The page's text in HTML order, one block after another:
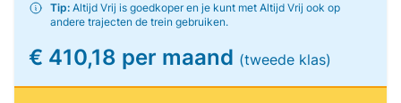
Tip: Altijd Vrij is goedkoper en je kunt met Altijd Vrij ook op
andere trajecten de trein gebruiken.
€ 410,18 per maand (tweede klas)